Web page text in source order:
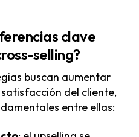
clave
selling?
buscan aumentar
del cliente,
entre ellas: